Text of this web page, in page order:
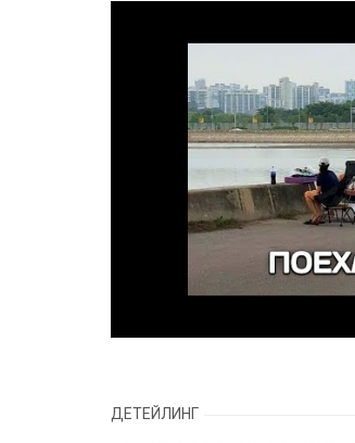
ДЕТЕЙЛИНГ